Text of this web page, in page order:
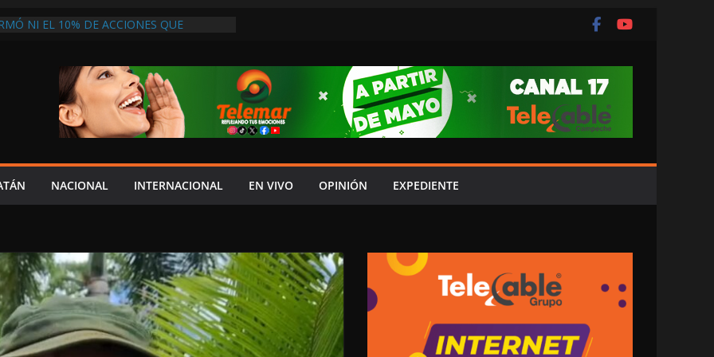
NI EL 10% DE ACCIONES QUE
DE OSORIO EN PUEBLA
MORENISTA Y EXIGEN SU
MANDATO
OPORTUNIDAD DE VIVIR”: MADRE
EN ATENCIÓN DEL IMSS TRAS PERDER
CARPETA DE INVESTIGACIÓN POR
NACIONAL INTERNACIONAL EN VIVO OPINIÓN EXPEDIENTE